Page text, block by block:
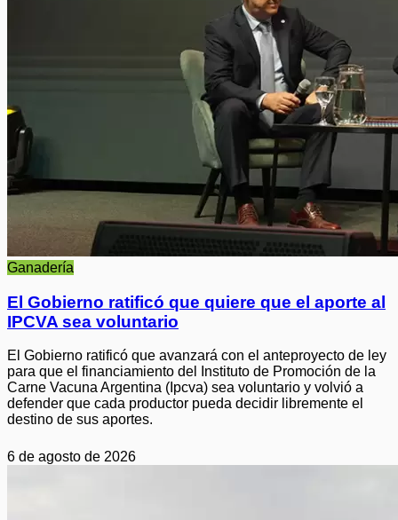
Ganadería
El Gobierno ratificó que quiere que el aporte al
IPCVA sea voluntario
El Gobierno ratificó que avanzará con el anteproyecto de ley
para que el financiamiento del Instituto de Promoción de la
Carne Vacuna Argentina (Ipcva) sea voluntario y volvió a
defender que cada productor pueda decidir libremente el
destino de sus aportes.
6 de agosto de 2026